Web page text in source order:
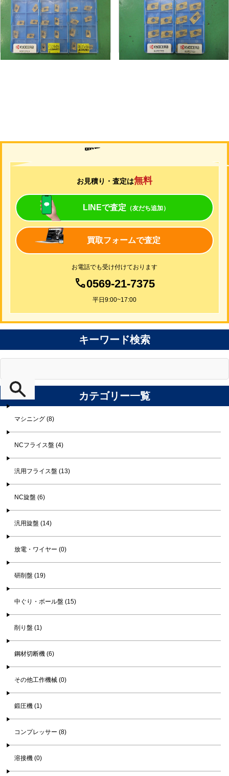
メーカー 京セラ
形 式BDMT11T308ER-JT
年 式-
メーカー 京セラ
式BDMT170408ER-JT
式-
買取について
お見積り・査定は無料
LINEで査定 （友だち追加）
買取フォームで査定
お電話でも受け付けております
0569-21-7375
平日9:00~17:00
キーワード検索
カテゴリー一覧
マシニング (8)
NCフライス盤 (4)
汎用フライス盤 (13)
NC旋盤 (6)
汎用旋盤 (14)
放電・ワイヤー (0)
研削盤 (19)
中ぐり・ボール盤 (15)
削り盤 (1)
鋼材切断機 (6)
その他工作機械 (0)
鍛圧機 (1)
コンプレッサー (8)
溶接機 (0)